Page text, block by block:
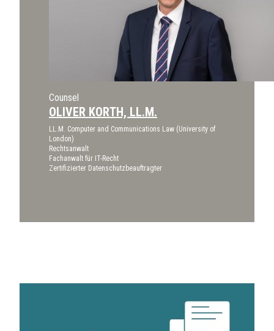
Counsel
OLIVER KORTH, LL.M.
LL.M. Computer and Communications Law (University of
London)
Rechtsanwalt
Fachanwalt für IT-Recht
Zertifizierter Datenschutzbeauftragter